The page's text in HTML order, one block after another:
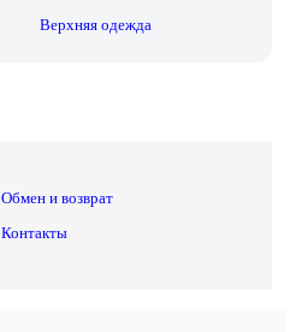
Верхняя одежда
Обмен и возврат
Контакты